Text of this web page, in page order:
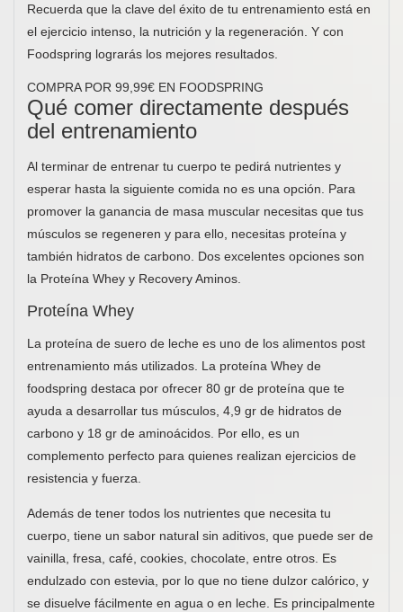
Recuerda que la clave del éxito de tu entrenamiento está en
el ejercicio intenso, la nutrición y la regeneración. Y con
Foodspring lograrás los mejores resultados.
COMPRA POR 99,99€ EN FOODSPRING
Qué comer directamente después
del entrenamiento
Al terminar de entrenar tu cuerpo te pedirá nutrientes y
esperar hasta la siguiente comida no es una opción. Para
promover la ganancia de masa muscular necesitas que tus
músculos se regeneren y para ello, necesitas proteína y
también hidratos de carbono. Dos excelentes opciones son
la Proteína Whey y Recovery Aminos.
Proteína Whey
La proteína de suero de leche es uno de los alimentos post
entrenamiento más utilizados. La proteína Whey de
foodspring destaca por ofrecer 80 gr de proteína que te
ayuda a desarrollar tus músculos, 4,9 gr de hidratos de
carbono y 18 gr de aminoácidos. Por ello, es un
complemento perfecto para quienes realizan ejercicios de
resistencia y fuerza.
Además de tener todos los nutrientes que necesita tu
cuerpo, tiene un sabor natural sin aditivos, que puede ser de
vainilla, fresa, café, cookies, chocolate, entre otros. Es
endulzado con estevia, por lo que no tiene dulzor calórico, y
se disuelve fácilmente en agua o en leche. Es principalmente